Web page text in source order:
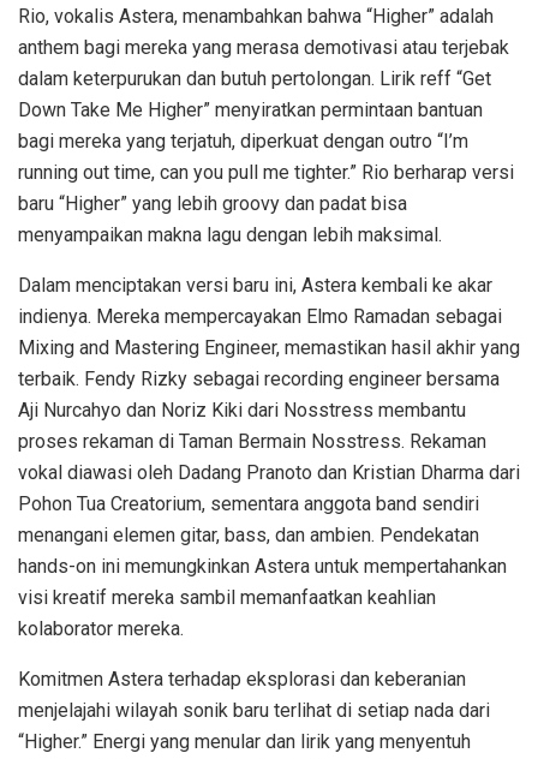
Rio, vokalis Astera, menambahkan bahwa “Higher” adalah
anthem bagi mereka yang merasa demotivasi atau terjebak
dalam keterpurukan dan butuh pertolongan. Lirik reff “Get
Down Take Me Higher” menyiratkan permintaan bantuan
bagi mereka yang terjatuh, diperkuat dengan outro “I’m
running out time, can you pull me tighter.” Rio berharap versi
baru “Higher” yang lebih groovy dan padat bisa
menyampaikan makna lagu dengan lebih maksimal.
Dalam menciptakan versi baru ini, Astera kembali ke akar
indienya. Mereka mempercayakan Elmo Ramadan sebagai
Mixing and Mastering Engineer, memastikan hasil akhir yang
terbaik. Fendy Rizky sebagai recording engineer bersama
Aji Nurcahyo dan Noriz Kiki dari Nosstress membantu
proses rekaman di Taman Bermain Nosstress. Rekaman
vokal diawasi oleh Dadang Pranoto dan Kristian Dharma dari
Pohon Tua Creatorium, sementara anggota band sendiri
menangani elemen gitar, bass, dan ambien. Pendekatan
hands-on ini memungkinkan Astera untuk mempertahankan
visi kreatif mereka sambil memanfaatkan keahlian
kolaborator mereka.
Komitmen Astera terhadap eksplorasi dan keberanian
menjelajahi wilayah sonik baru terlihat di setiap nada dari
“Higher.” Energi yang menular dan lirik yang menyentuh